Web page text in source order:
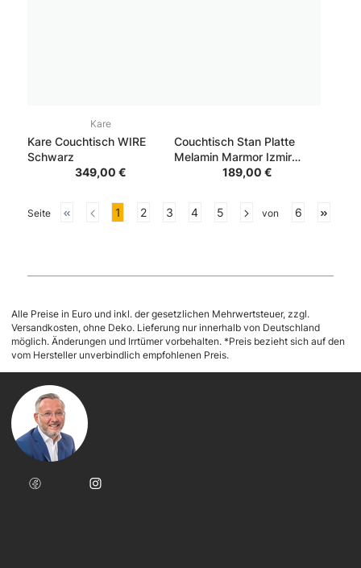
Kare
Kare Couchtisch WIRE
Schwarz
349,00 €
Couchtisch Stan Platte
Melamin Marmor Izmir
Gestell Matt Schwarz
189,00 €
Seite Seite
1 Seite
2 Seite
3 Seite
4 Seite
5 von Seite
6
Alle Preise in Euro und inkl. der gesetzlichen Mehrwertsteuer, zzgl.
Versandkosten, ohne Deko. Lieferung nur innerhalb von Deutschland
möglich. Änderungen und Irrtümer vorbehalten. *Preis bezieht sich auf den
vom Hersteller unverbindlich empfohlenen Preis.